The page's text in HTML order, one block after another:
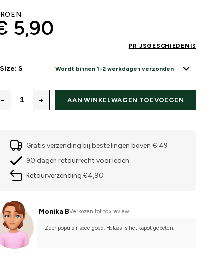
5,90
PRIJSGESCHIEDENIS
Size: S Wordt binnen 1-2 werkdagen verzonden
- + AAN WINKELWAGEN TOEVOEGEN
Gratis verzending bij bestellingen boven € 49
90 dagen retourrecht voor leden
Retourverzending €4,90
Monika BVerkozen tot top review
Zeer populair speelgoed. Helaas is het kapot gebeten.